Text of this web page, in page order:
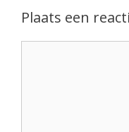
Plaats een